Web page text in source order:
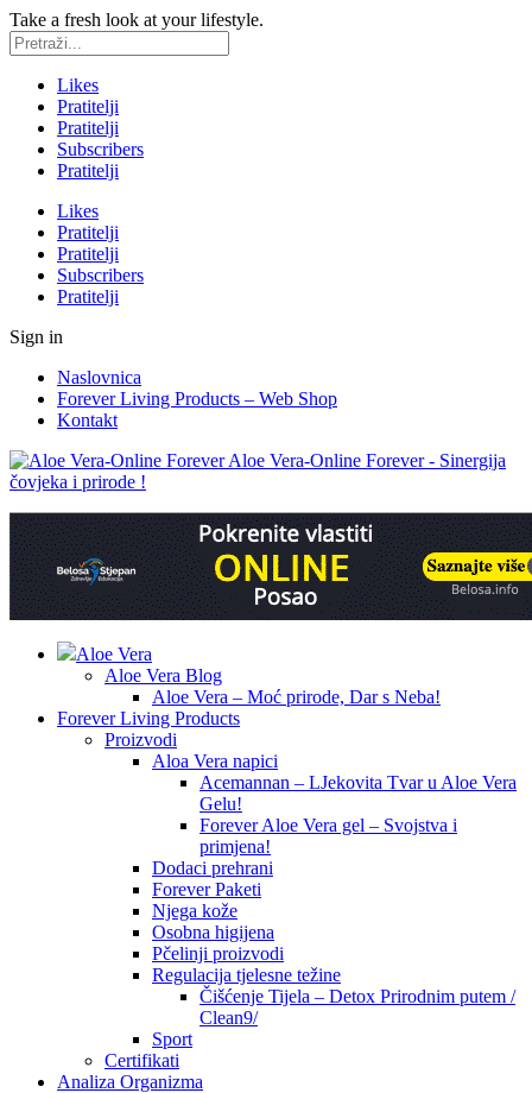
Take a fresh look at your lifestyle.
Likes
Pratitelji
Pratitelji
Subscribers
Pratitelji
Likes
Pratitelji
Pratitelji
Subscribers
Pratitelji
Sign in
Naslovnica
Forever Living Products – Web Shop
Kontakt
Aloe Vera-Online Forever - Sinergija
čovjeka i prirode !
Aloe Vera
Aloe Vera Blog
Aloe Vera – Moć prirode, Dar s Neba!
Forever Living Products
Proizvodi
Aloa Vera napici
Acemannan – LJekovita Tvar u Aloe Vera
Gelu!
Forever Aloe Vera gel – Svojstva i
primjena!
Dodaci prehrani
Forever Paketi
Njega kože
Osobna higijena
Pčelinji proizvodi
Regulacija tjelesne težine
Čišćenje Tijela – Detox Prirodnim putem /
Clean9/
Sport
Certifikati
Analiza Organizma